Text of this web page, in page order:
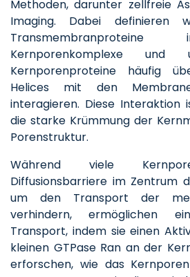
Methoden, darunter zellfreie
Imaging. Dabei
Kernporenkomplexe und
Kernporenproteine häufig
Helices mit den
interagieren. Diese Interaktion
die starke Krümmung der
Porenstruktur.
Während viele
Diffusionsbarriere im Zentrum
um den Transport der
verhindern, ermöglichen
Transport, indem sie einen
kleinen GTPase Ran an der
erforschen, wie das